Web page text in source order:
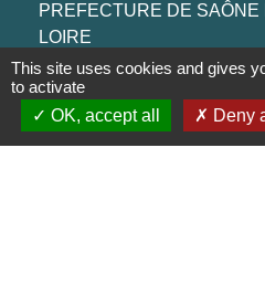
PREFECTURE DE SAÔNE
LOIRE
RÉGION BOURGOGNE-
FRANCHE-COMTE
This site uses cookies and gives
to activate
OK, accept all
Deny